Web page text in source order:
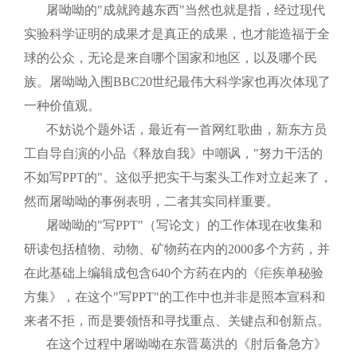
屠呦呦的"成就跨越东西"当然也就是指，经过现代
实验科学证明的成果才是真正的成果，也才能造福于全
球的公众，无论是来自哪个国家和地区，以及哪个民
族。屠呦呦入围BBC20世纪最伟大科学家也再次体现了
一种价值观。
不妨说个题外话，最近有一首网红歌曲，新东方员
工自导自演的小品《释放自我》中嘲讽，"努力干活的
不如写PPT的"。这似乎把实干与案头工作对立起来了，
然而屠呦呦的事例表明，二者其实同样重要。
屠呦呦的"写PPT"（写论文）的工作体现在收集和
研读包括植物、动物、矿物药在内的2000多个方药，并
在此基础上编辑成包含640个方药在内的《疟疾单秘验
方集》，在这个"写PPT"的工作中也并非是照本宣科和
来者不拒，而是要领悟和寻找重点、关键点和创新点。
在这个过程中屠呦呦在东晋葛洪的《肘后备急方》